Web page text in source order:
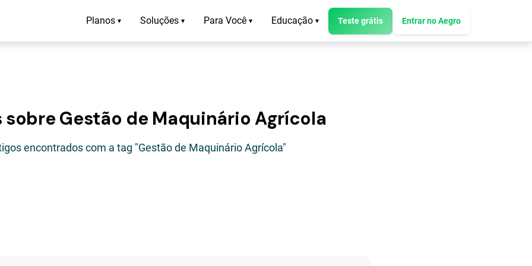
Planos ▾ Soluções ▾ Para Você ▾ Educação ▾ Teste grátis Entrar no Aegro
Gestão de Maquinário Agrícola
encontrados com a tag "Gestão de Maquinário Agrícola"